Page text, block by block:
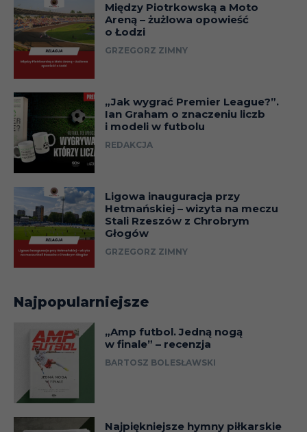
Między Piotrkowską a Moto
Areną – żużlowa opowieść
o Łodzi
GRZEGORZ ZIMNY
„Jak wygrać Premier League?”.
Ian Graham o znaczeniu liczb
i modeli w futbolu
REDAKCJA
Ligowa inauguracja przy
Hetmańskiej – wizyta na meczu
Stali Rzeszów z Chrobrym
Głogów
GRZEGORZ ZIMNY
Najpopularniejsze
„Amp futbol. Jedną nogą
w finale” – recenzja
BARTOSZ BOLESŁAWSKI
Najpiękniejsze hymny piłkarskie